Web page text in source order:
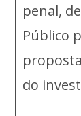
penal,
Público
do